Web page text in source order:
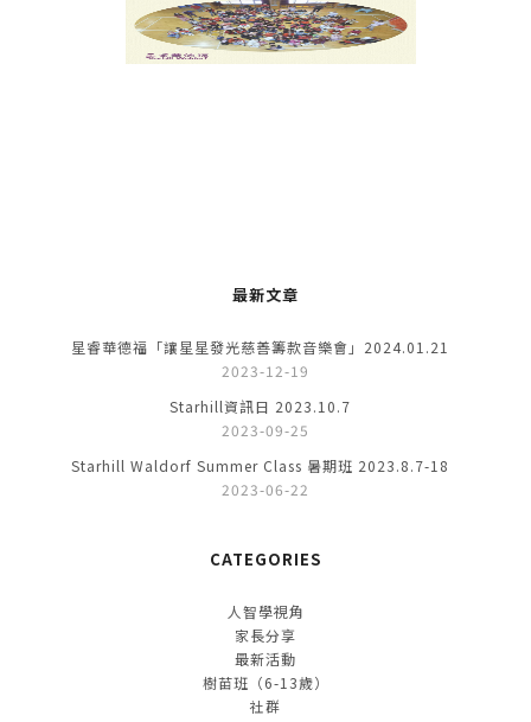
最新文章
星睿華德福「讓星星發光慈善籌款音樂會」2024.01.21
2023-12-19
Starhill資訊日 2023.10.7
2023-09-25
Starhill Waldorf Summer Class 暑期班 2023.8.7-18
2023-06-22
CATEGORIES
人智學視角
家長分享
最新活動
樹苗班（6-13歲）
社群